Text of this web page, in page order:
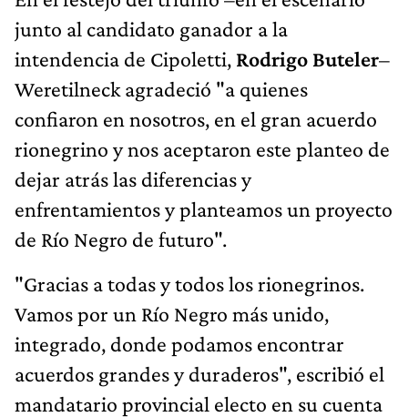
junto al candidato ganador a la
intendencia de Cipoletti, Rodrigo Buteler–
Weretilneck agradeció "a quienes
confiaron en nosotros, en el gran acuerdo
rionegrino y nos aceptaron este planteo de
dejar atrás las diferencias y
enfrentamientos y planteamos un proyecto
de Río Negro de futuro".
"Gracias a todas y todos los rionegrinos.
Vamos por un Río Negro más unido,
integrado, donde podamos encontrar
acuerdos grandes y duraderos", escribió el
mandatario provincial electo en su cuenta